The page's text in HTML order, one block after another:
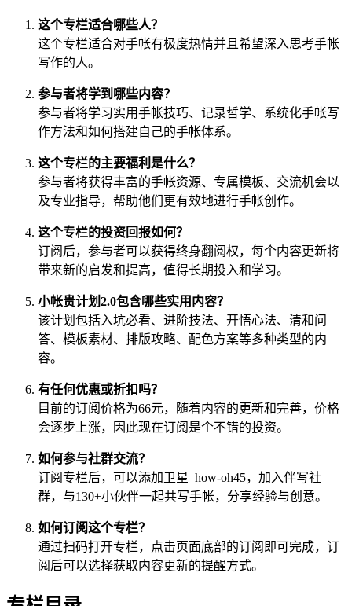
这个专栏适合哪些人？
这个专栏适合对手帐有极度热情并且希望深入思考手帐
写作的人。
参与者将学到哪些内容？
参与者将学习实用手帐技巧、记录哲学、系统化手帐写
作方法和如何搭建自己的手帐体系。
这个专栏的主要福利是什么？
参与者将获得丰富的手帐资源、专属模板、交流机会以
及专业指导，帮助他们更有效地进行手帐创作。
这个专栏的投资回报如何？
订阅后，参与者可以获得终身翻阅权，每个内容更新将
带来新的启发和提高，值得长期投入和学习。
小帐贵计划2.0包含哪些实用内容？
该计划包括入坑必看、进阶技法、开悟心法、清和问
答、模板素材、排版攻略、配色方案等多种类型的内
容。
有任何优惠或折扣吗？
目前的订阅价格为66元，随着内容的更新和完善，价格
会逐步上涨，因此现在订阅是个不错的投资。
如何参与社群交流？
订阅专栏后，可以添加卫星_how-oh45，加入伴写社
群，与130+小伙伴一起共写手帐，分享经验与创意。
如何订阅这个专栏？
通过扫码打开专栏，点击页面底部的订阅即可完成，订
阅后可以选择获取内容更新的提醒方式。